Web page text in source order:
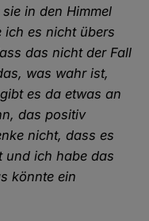
in den Himmel
ich es nicht übers
das nicht der Fall
was wahr ist,
es da etwas an
das positiv
nicht, dass es
und ich habe das
könnte ein